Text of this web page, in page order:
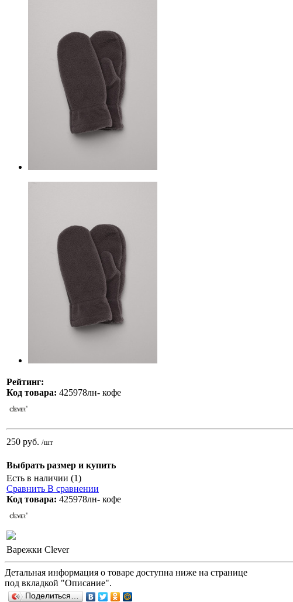
Рейтинг:
Код товара: 425978лн- кофе
250 руб. /шт
Выбрать размер и купить
Есть в наличии (1)
Сравнить В сравнении
Код товара: 425978лн- кофе
Варежки Clever
Детальная информация о товаре доступна ниже на странице
под вкладкой "Описание".
Поделиться…